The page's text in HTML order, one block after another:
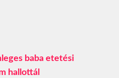
baba etetési
hallottál